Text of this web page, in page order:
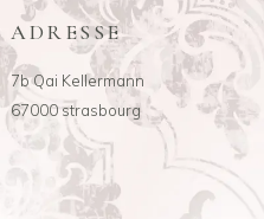
ADRESSE
7b Qai Kellermann
67000 strasbourg